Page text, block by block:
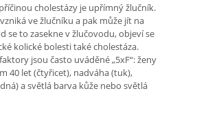
cholestázy je upřímný žlučník.
ve žlučníku a pak může jít na
se to zasekne v žlučovodu, objeví se
kolické bolesti také cholestáza.
jsou často uváděné „5xF“: ženy
40 let (čtyřicet), nadváha (tuk),
a světlá barva kůže nebo světlá